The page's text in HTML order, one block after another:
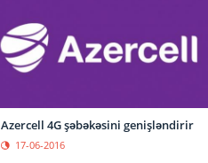
Azercell 4G şəbəkəsini genişləndirir
17-06-2016